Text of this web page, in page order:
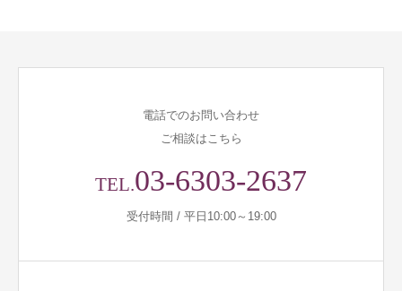
電話でのお問い合わせ
ご相談はこちら
TEL.03-6303-2637
受付時間 / 平日10:00～19:00